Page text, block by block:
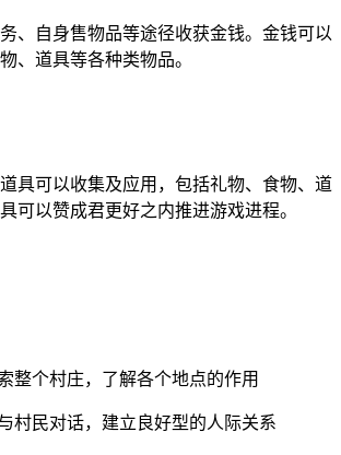
、自身售物品等途径收获金钱。金钱可以
、道具等各种类物品。
具可以收集及应用，包括礼物、食物、道
可以赞成君更好之内推进游戏进程。
整个村庄，了解各个地点的作用
村民对话，建立良好型的人际关系